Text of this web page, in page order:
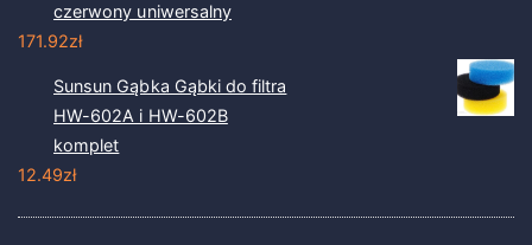
czerwony uniwersalny
171.92zł
Sunsun Gąbka Gąbki do filtra
HW-602A i HW-602B
komplet
12.49zł